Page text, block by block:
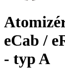
eCab /
- typ A